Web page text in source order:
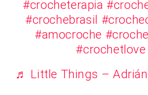
#crocheterapia
#crochebrasil
#amocroche
#crochetlove
♬ Little Things –